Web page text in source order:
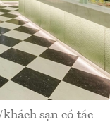
sạn có tác